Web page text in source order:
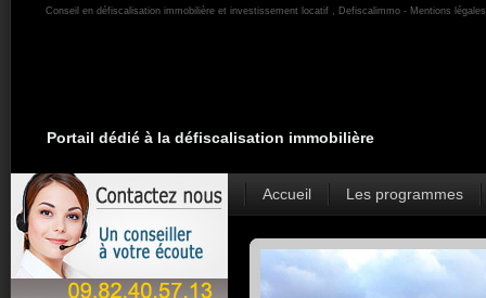
Conseil en défiscalisation immobilière et investissement locatif , Defiscalimmo - Mentions légales
Portail dédié à la défiscalisation immobilière
Accueil Les programmes